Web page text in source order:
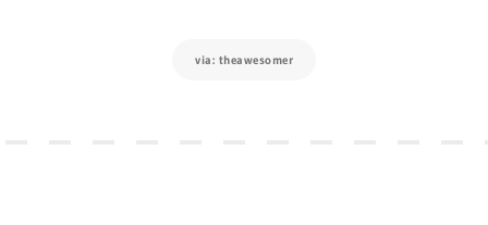
via: theawesomer